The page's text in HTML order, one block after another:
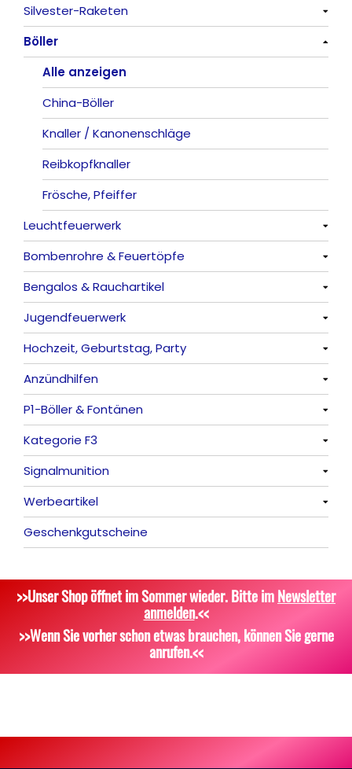
Alle anzeigen
Silvester-Raketen
Alle anzeigen
Böller
Alle anzeigen
China-Böller
Knaller / Kanonenschläge
Reibkopfknaller
Frösche, Pfeiffer
Leuchtfeuerwerk
Alle anzeigen
Vulkane
Fontänen
Sonnen
Feuervögel
Römische Lichter
Bombenrohre & Feuertöpfe
Alle anzeigen
Mit Rumms
Bezaubernde Effekte
Bengalos & Rauchartikel
Alle anzeigen
Bengalos
Rauchartikel
Jugendfeuerwerk
Alle anzeigen
Hochzeit, Geburtstag, Party
Alle anzeigen
Feuerschriften
Indoor-Fontänen
Herz- und Konfetti-Shooter
Wunderkerzen, Fackeln
Tischfeuerwerk
Dekoration, Knicklichter
Anzündhilfen
Alle anzeigen
P1-Böller & Fontänen
Alle anzeigen
Kategorie F3
Alle anzeigen
Signalmunition
Alle anzeigen
Platzpatronen
Zubehör
Werbeartikel
Alle anzeigen
Attrappen
Geschenkgutscheine
>>Unser Shop öffnet im Sommer wieder. Bitte imNewsletter
anmelden.<<
>>Wenn Sie vorher schon etwas brauchen, können Sie gerne
anrufen.<<